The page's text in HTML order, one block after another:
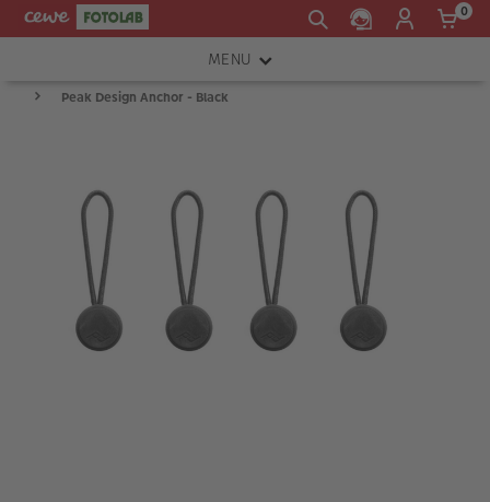
0
MENU
FOTOAPARÁTY
INSTAX™
TISKÁRNY A SKENERY
FOTOBRAŠNY
Peak Design Anchor - Black